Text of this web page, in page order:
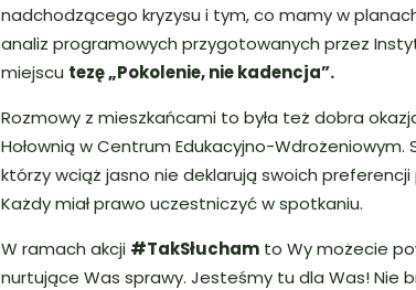
nadchodzącego kryzysu i tym, co mamy w
analiz programowych przygotowanych przez
miejscu tezę „Pokolenie, nie kadencja”.
Rozmowy z mieszkańcami to była też dobra
Hołownią w Centrum Edukacyjno-Wdrożeniowym.
którzy wciąż jasno nie deklarują swoich
Każdy miał prawo uczestniczyć w spotkaniu.
W ramach akcji #TakSłuchamto Wy możecie
nurtujące Was sprawy. Jesteśmy tu dla Was! Nie